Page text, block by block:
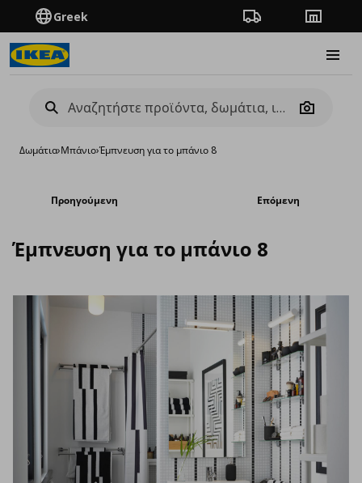
Greek Πορεία παραγγελίας
Camera
Δωμάτια›Μπάνιο›Έμπνευση για το μπάνιο 8
Προηγούμενη Επόμενη
Έμπνευση για το μπάνιο 8